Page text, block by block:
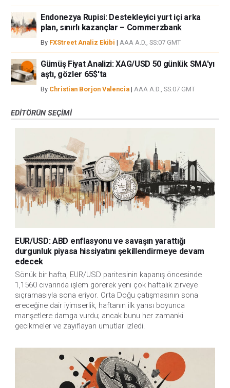
Endonezya Rupisi: Destekleyici yurt içi arka
plan, sınırlı kazançlar – Commerzbank
By FXStreet Analiz Ekibi | AAA A.D., SS:07 GMT
Gümüş Fiyat Analizi: XAG/USD 50 günlük SMA'yı
aştı, gözler 65$'ta
By Christian Borjon Valencia | AAA A.D., SS:07 GMT
EDITÖRÜN SEÇIMI
EUR/USD: ABD enflasyonu ve savaşın yarattığı
durgunluk piyasa hissiyatını şekillendirmeye devam
edecek
Sönük bir hafta, EUR/USD paritesinin kapanış öncesinde
1,1560 civarında işlem görerek yeni çok haftalık zirveye
sıçramasıyla sona eriyor. Orta Doğu çatışmasının sona
ereceğine dair iyimserlik, haftanın ilk yarısı boyunca
manşetlere damga vurdu; ancak bunu her zamanki
gecikmeler ve zayıflayan umutlar izledi.